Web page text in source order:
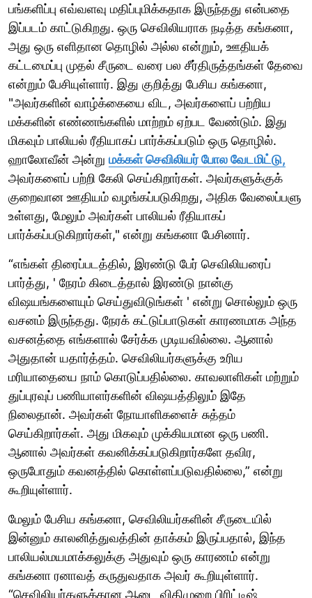
பங்களிப்பு எவ்வளவு மதிப்புமிக்கதாக இருந்தது என்பதை
இப்படம் காட்டுகிறது. ஒரு செவிலியராக நடித்த கங்கனா,
அது ஒரு எளிதான தொழில் அல்ல என்றும், ஊதியக்
கட்டமைப்பு முதல் சீருடை வரை பல சீர்திருத்தங்கள் தேவை
என்றும் பேசியுள்ளார். இது குறித்து பேசிய கங்கனா,
"அவர்களின் வாழ்க்கையை விட, அவர்களைப் பற்றிய
மக்களின் எண்ணங்களில் மாற்றம் ஏற்பட வேண்டும். இது
மிகவும் பாலியல் ரீதியாகப் பார்க்கப்படும் ஒரு தொழில்.
ஹாலோவீன் அன்று மக்கள் செவிலியர் போல வேடமிட்டு,
அவர்களைப் பற்றி கேலி செய்கிறார்கள். அவர்களுக்குக்
குறைவான ஊதியம் வழங்கப்படுகிறது, அதிக வேலைப்பளு
உள்ளது, மேலும் அவர்கள் பாலியல் ரீதியாகப்
பார்க்கப்படுகிறார்கள்," என்று கங்கனா பேசினார்.
“எங்கள் திரைப்படத்தில், இரண்டு பேர் செவிலியரைப்
பார்த்து, ' நேரம் கிடைத்தால் இரண்டு நான்கு
விஷயங்களையும் செய்துவிடுங்கள் ' என்று சொல்லும் ஒரு
வசனம் இருந்தது. நேரக் கட்டுப்பாடுகள் காரணமாக அந்த
வசனத்தை எங்களால் சேர்க்க முடியவில்லை. ஆனால்
அதுதான் யதார்த்தம். செவிலியர்களுக்கு உரிய
மரியாதையை நாம் கொடுப்பதில்லை. காவலாளிகள் மற்றும்
துப்புரவுப் பணியாளர்களின் விஷயத்திலும் இதே
நிலைதான். அவர்கள் நோயாளிகளைச் சுத்தம்
செய்கிறார்கள். அது மிகவும் முக்கியமான ஒரு பணி.
ஆனால் அவர்கள் கவனிக்கப்படுகிறார்களே தவிர,
ஒருபோதும் கவனத்தில் கொள்ளப்படுவதில்லை,” என்று
கூறியுள்ளார்.
மேலும் பேசிய கங்கனா, செவிலியர்களின் சீருடையில்
இன்னும் காலனித்துவத்தின் தாக்கம் இருப்பதால், இந்த
பாலியல்மயமாக்கலுக்கு அதுவும் ஒரு காரணம் என்று
கங்கனா ரனாவத் கருதுவதாக அவர் கூறியுள்ளார்.
“செவிலியர்களுக்கான ஆடை விதிமுறை பிரிட்டிஷ்